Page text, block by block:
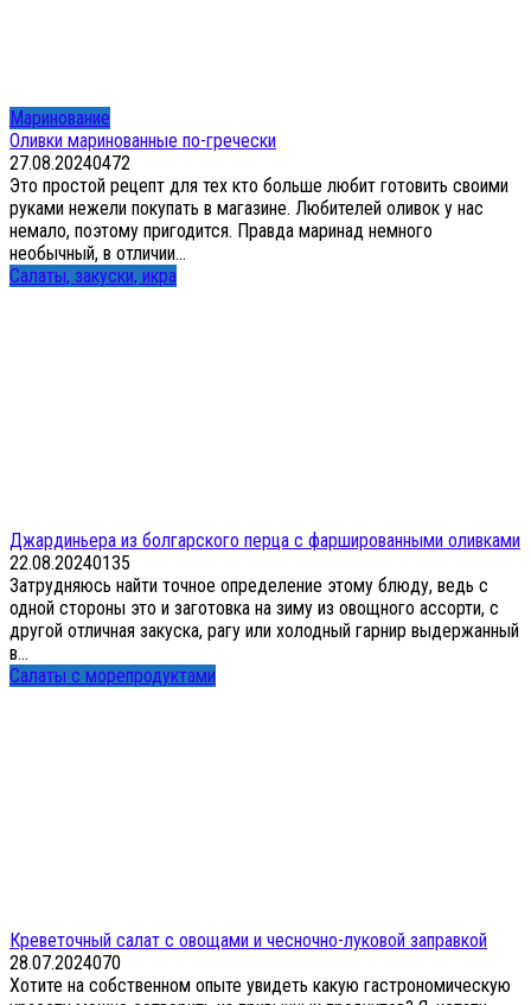
Маринование
Оливки маринованные по-гречески
27.08.20240472
Это простой рецепт для тех кто больше любит готовить своими
руками нежели покупать в магазине. Любителей оливок у нас
немало, поэтому пригодится. Правда маринад немного
необычный, в отличии...
Салаты, закуски, икра
Джардиньера из болгарского перца с фаршированными оливками
22.08.20240135
Затрудняюсь найти точное определение этому блюду, ведь с
одной стороны это и заготовка на зиму из овощного ассорти, с
другой отличная закуска, рагу или холодный гарнир выдержанный
в...
Салаты с морепродуктами
Креветочный салат с овощами и чесночно-луковой заправкой
28.07.2024070
Хотите на собственном опыте увидеть какую гастрономическую